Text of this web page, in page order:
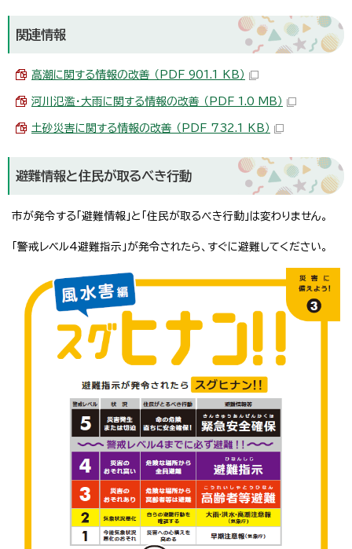
関連情報
高潮に関する情報の改善 （PDF 901.1 KB）
河川氾濫・大雨に関する情報の改善 （PDF 1.0 MB）
土砂災害に関する情報の改善 （PDF 732.1 KB）
避難情報と住民が取るべき行動
市が発令する「避難情報」と「住民が取るべき行動」は変わりません。
「警戒レベル4避難指示」が発令されたら、すぐに避難してください。